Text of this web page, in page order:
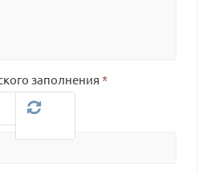
заполнения *